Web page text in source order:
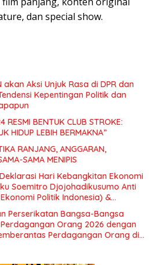
dan ​special show​.
akan Aksi Unjuk Rasa di DPR dan
Kepentingan Politik dan
RESMI BENTUK CLUB STROKE:
HIDUP LEBIH BERMAKNA”
RANJANG, ANGGARAN,
SAMA MENIPIS
Hari Kebangkitan Ekonomi
Soemitro Djojohadikusumo Anti
Politik Indonesia) &
Undang-Undang Perekonomian
Sosial dalam Menata Bangsa
Perserikatan Bangsa-Bangsa
Orang 2026 dengan
Perdagangan Orang di